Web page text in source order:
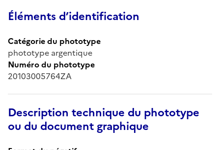
Éléments d’identification
Catégorie du phototype
phototype argentique
Numéro du phototype
20103005764ZA
Description technique du phototype
ou du document graphique